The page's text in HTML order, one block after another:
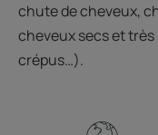
chute de cheveux,
cheveux secs et
crépus…).